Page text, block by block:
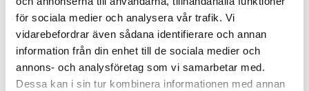
för sociala medier och analysera vår trafik. Vi
vidarebefordrar även sådana identifierare och annan
information från din enhet till de sociala medier och
annons- och analysföretag som vi samarbetar med.
Dessa kan i sin tur kombinera informationen med annan
Filter
moms